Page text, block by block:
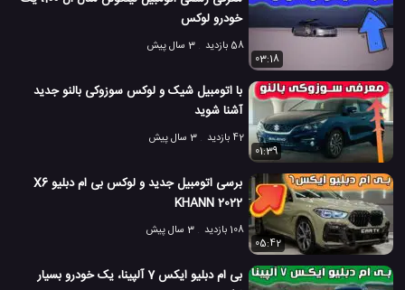
خودرو لوکس
58 بازدید
3 سال پیش
03:18
با اتومبیل شیک و لوکس سوزوکی بالنو جدید
آشنا شوید
42 بازدید
3 سال پیش
01:39
برسی اتومبیل جدید و لوکس بی ام دبلیو X6
KHANN 2022
108 بازدید
3 سال پیش
05:42
بی ام دبلیو ایکس 7 آلپینا، یک خودرو بسیار